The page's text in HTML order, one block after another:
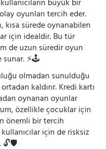
büyük bir
oyunları tercih eder.
kısa sürede oynanabilen
için idealdir. Bu tür
de uzun süredir oyun
⚡🕹️
olmadan sunulduğu
kaldırır. Kredi kartı
oynanan oyunlar
özellikle çocuklar için
önemli bir tercih
için de risksiz
🔓🛡️